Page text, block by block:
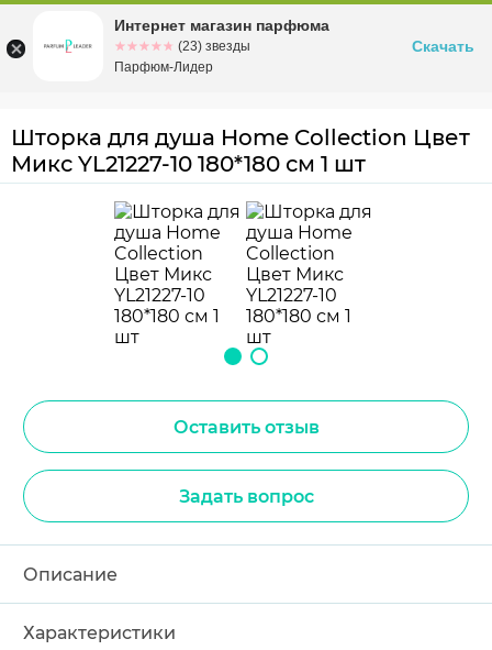
Омскул. Заозерная, 11, к. 1
Шторка для душа Home Collection Цвет
Микс YL21227-10 180*180 см 1 шт
Оставить отзыв
Задать вопрос
Описание
Характеристики
Интернет магазин парфюма
☆☆☆☆☆
★★★★★ (23) звезды
Парфюм-Лидер
Скачать